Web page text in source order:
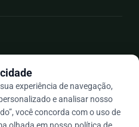
experiência de navegação,
e analisar nosso
você concorda com o uso de